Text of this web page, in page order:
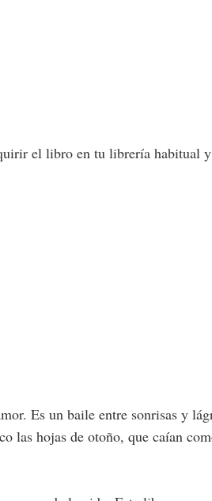
el libro en tu librería habitual
Es un baile entre sonrisas y
las hojas de otoño, que caían